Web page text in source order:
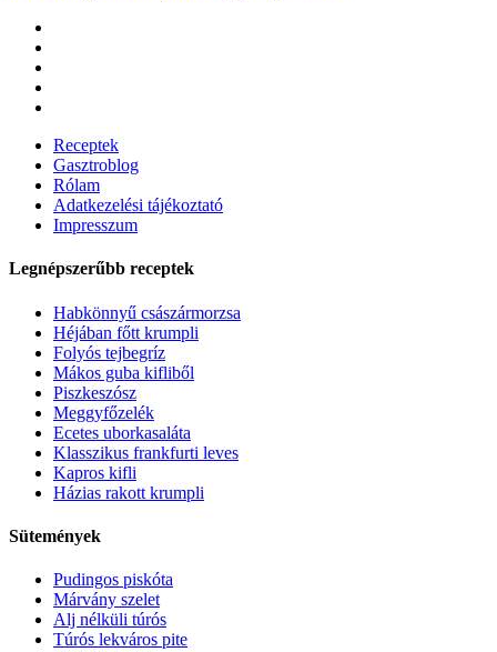
Receptek
Gasztroblog
Rólam
Adatkezelési tájékoztató
Impresszum
Legnépszerűbb receptek
Habkönnyű császármorzsa
Héjában főtt krumpli
Folyós tejbegríz
Mákos guba kifliből
Piszkeszósz
Meggyfőzelék
Ecetes uborkasaláta
Klasszikus frankfurti leves
Kapros kifli
Házias rakott krumpli
Sütemények
Pudingos piskóta
Márvány szelet
Alj nélküli túrós
Túrós lekváros pite